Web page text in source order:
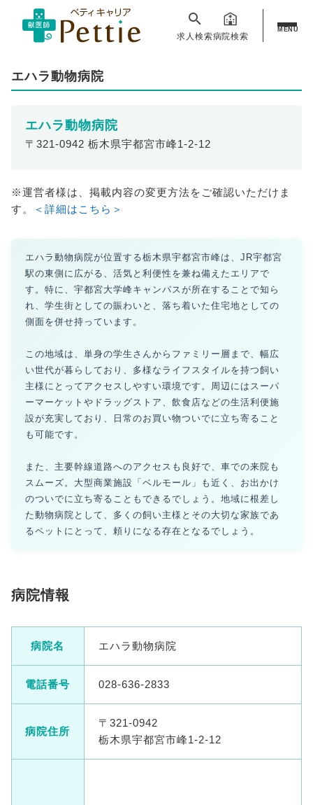
求人検索病院検索
MENU
エハラ動物病院
エハラ動物病院
〒321-0942 栃木県宇都宮市峰1-2-12
※運営者様は、掲載内容の変更方法をご確認いただけま
す。
＜詳細はこちら＞
エハラ動物病院が位置する栃木県宇都宮市峰は、JR宇都宮
駅の東側に広がる、活気と利便性を兼ね備えたエリアで
す。特に、宇都宮大学峰キャンパスが所在することで知ら
れ、学生街としての賑わいと、落ち着いた住宅地としての
側面を併せ持っています。
この地域は、単身の学生さんからファミリー層まで、幅広
い世代が暮らしており、多様なライフスタイルを持つ飼い
主様にとってアクセスしやすい環境です。周辺にはスーパ
ーマーケットやドラッグストア、飲食店などの生活利便施
設が充実しており、日常のお買い物ついでに立ち寄ること
も可能です。
また、主要幹線道路へのアクセスも良好で、車での来院も
スムーズ。大型商業施設「ベルモール」も近く、お出かけ
のついでに立ち寄ることもできるでしょう。地域に根差し
た動物病院として、多くの飼い主様とその大切な家族であ
るペットにとって、頼りになる存在となるでしょう。
病院情報
病院名 エハラ動物病院
電話番号 028-636-2833
病院住所
〒321-0942
栃木県宇都宮市峰1-2-12